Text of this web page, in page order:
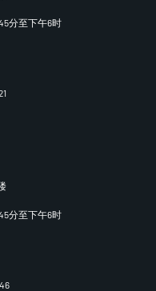
分至下午6时
分至下午6时